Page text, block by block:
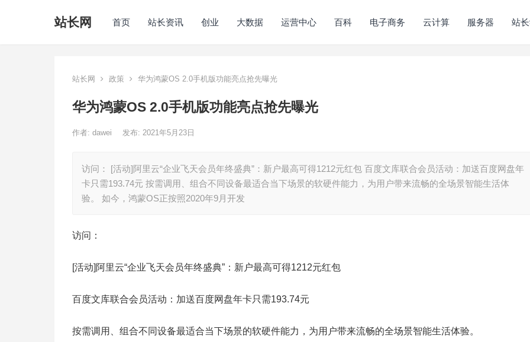
站长网 首页 站长资讯 创业 大数据 运营中心 百科 电子商务 云计算 服务器 站
站长网 政策 华为鸿蒙OS 2.0手机版功能亮点抢先曝光
华为鸿蒙OS 2.0手机版功能亮点抢先曝光
作者: dawei 发布: 2021年5月23日
访问： [活动]阿里云“企业飞天会员年终盛典”：新户最高可得1212元红包 百度文库联合会员活动：加送百度网盘年
卡只需193.74元 按需调用、组合不同设备最适合当下场景的软硬件能力，为用户带来流畅的全场景智能生活体
验。 如今，鸿蒙OS正按照2020年9月开发
访问：
[活动]阿里云“企业飞天会员年终盛典”：新户最高可得1212元红包
百度文库联合会员活动：加送百度网盘年卡只需193.74元
按需调用、组合不同设备最适合当下场景的软硬件能力，为用户带来流畅的全场景智能生活体验。